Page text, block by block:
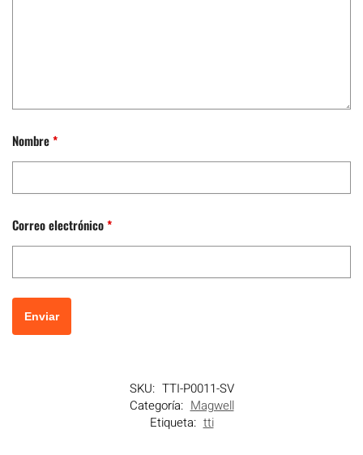
Nombre*
Correo electrónico*
SKU: TTI-P0011-SV
Categoría: Magwell
Etiqueta: tti